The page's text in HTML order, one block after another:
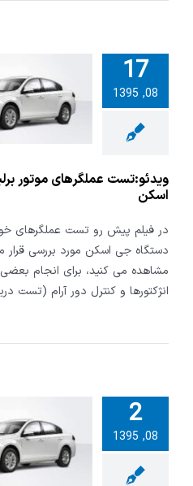
17
08, 1395
عملگرهای
موتور برلیانس H320
جی اسکن
اسکن
دستگاه جی اسکن مورد بررسی قرار
مشاهده می کنید، برای انجام
انژکتورها و کنترل دور آرام (تست
2
08, 1395
ریموت
برلیانس